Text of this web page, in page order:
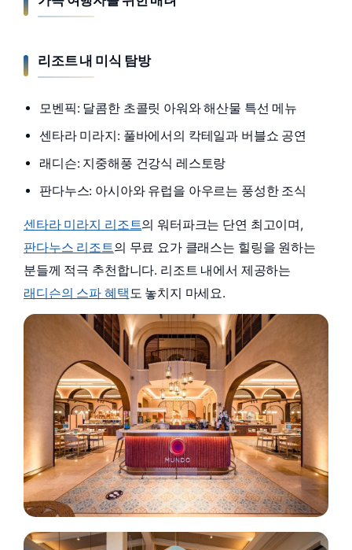
리조트 내 미식 탐방
모벤픽: 달콤한 초콜릿 아워와 해산물 특선 메뉴
센타라 미라지: 풀바에서의 칵테일과 버블쇼 공연
래디슨: 지중해풍 건강식 레스토랑
판다누스: 아시아와 유럽을 아우르는 풍성한 조식
센타라 미라지 리조트의 워터파크는 단연 최고이며,
판다누스 리조트의 무료 요가 클래스는 힐링을 원하는
분들께 적극 추천합니다. 리조트 내에서 제공하는
래디슨의 스파 혜택 도 놓치지 마세요.